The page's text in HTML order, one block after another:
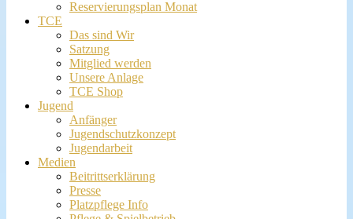
Reservierungsplan Monat
TCE
Das sind Wir
Satzung
Mitglied werden
Unsere Anlage
TCE Shop
Jugend
Anfänger
Jugendschutzkonzept
Jugendarbeit
Medien
Beitrittserklärung
Presse
Platzpflege Info